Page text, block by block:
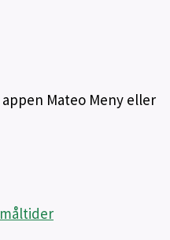
Mateo Meny eller